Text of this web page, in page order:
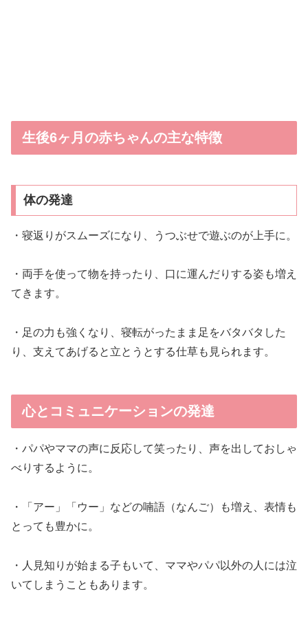
生後6ヶ月の赤ちゃんの主な特徴
体の発達
・寝返りがスムーズになり、うつぶせで遊ぶのが上手に。
・両手を使って物を持ったり、口に運んだりする姿も増え
てきます。
・足の力も強くなり、寝転がったまま足をバタバタした
り、支えてあげると立とうとする仕草も見られます。
心とコミュニケーションの発達
・パパやママの声に反応して笑ったり、声を出しておしゃ
べりするように。
・「アー」「ウー」などの喃語（なんご）も増え、表情も
とっても豊かに。
・人見知りが始まる子もいて、ママやパパ以外の人には泣
いてしまうこともあります。